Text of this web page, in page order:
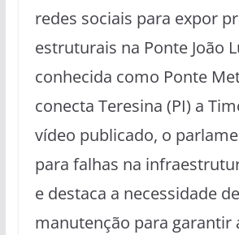
redes sociais para expor
estruturais na Ponte João
conhecida como Ponte
conecta Teresina (PI) a
vídeo publicado, o
para falhas na
e destaca a necessidade de
manutenção para garantir